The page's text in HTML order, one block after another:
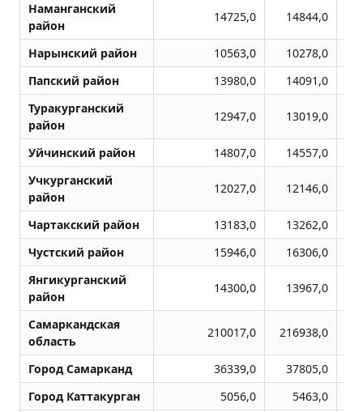
Наманганский
район
14725,0 14844,0
Нарынский район 10563,0 10278,0
Папский район
13980,0 14091,0
Туракурганский
район
12947,0 13019,0
Уйчинский район 14807,0 14557,0
Учкурганский
район
12027,0 12146,0
Чартакский район 13183,0 13262,0
Чустский район
15946,0 16306,0
Янгикурганский
район
14300,0 13967,0
Самаркандская
область
210017,0 216938,0
Город Самарканд 36339,0 37805,0
Город Каттакурган
5056,0
5463,0